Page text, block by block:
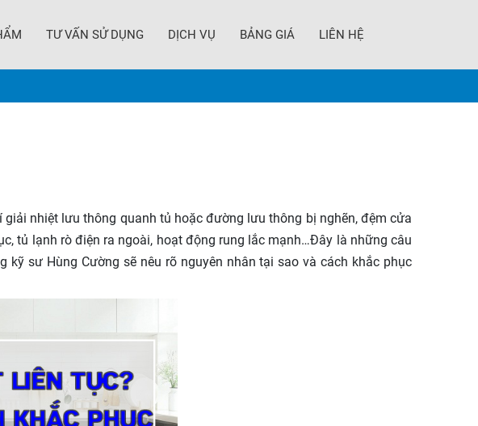
TƯ VẤN SỬ DỤNG DỊCH VỤ BẢNG GIÁ LIÊN HỆ
nhiệt lưu thông quanh tủ hoặc đường lưu thông bị nghẽn, đệm cửa
tủ lạnh rò điện ra ngoài, hoạt động rung lắc mạnh…Đây là những câu
sư Hùng Cường sẽ nêu rõ nguyên nhân tại sao và cách khắc phục